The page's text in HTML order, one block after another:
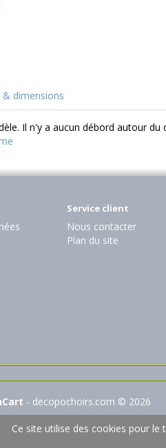
& dimensions
Il n'y a aucun débord autour
Service client
Nous contacter
Plan du site
- decopochoirs.com © 2026
Ce site utilise des cookies pour